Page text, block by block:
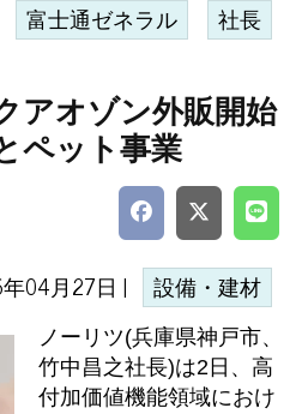
富士通ゼネラル 社長
アオゾン外販開始
ペット事業
04月27日 | 設備・建材
ノーリツ(兵庫県神戸市、
竹中昌之社長)は2日、高
付加価値機能領域におけ